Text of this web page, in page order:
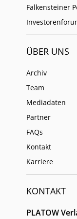
Falkensteiner
ÜBER UNS
Archiv
Team
Mediadaten
Partner
FAQs
Kontakt
Karriere
KONTAKT
PLATOW